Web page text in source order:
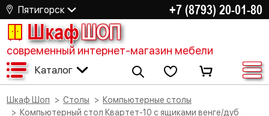
Пятигорск +7 (8793) 20-01-80
ШкафШОП
современный интернет-магазин мебели
Каталог
Шкаф Шоп Столы
Компьютерные столы
Компьютерный стол Квартет-10 с ящиками венге/дуб